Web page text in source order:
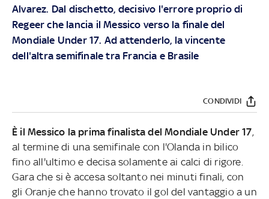
Alvarez. Dal dischetto, decisivo l'errore proprio di
Regeer che lancia il Messico verso la finale del
Mondiale Under 17. Ad attenderlo, la vincente
dell'altra semifinale tra Francia e Brasile
CONDIVIDI
È il Messico la prima finalista del Mondiale Under 17,
al termine di una semifinale con l'Olanda in bilico
fino all'ultimo e decisa solamente ai calci di rigore.
Gara che si è accesa soltanto nei minuti finali, con
gli Oranje che hanno trovato il gol del vantaggio a un